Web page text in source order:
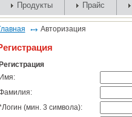
Продукты Прайс
Авторизация
Логин (мин. 3 символа):